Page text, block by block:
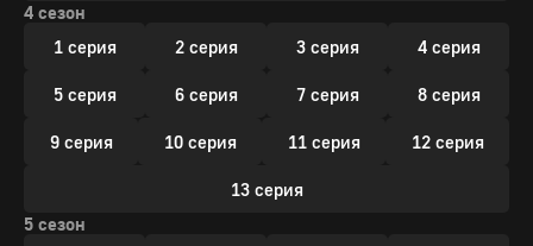
4 сезон
1 серия
2 серия 3 серия 4 серия
5 серия 6 серия 7 серия 8 серия
9 серия 10 серия 11 серия 12 серия
13 серия
5 сезон